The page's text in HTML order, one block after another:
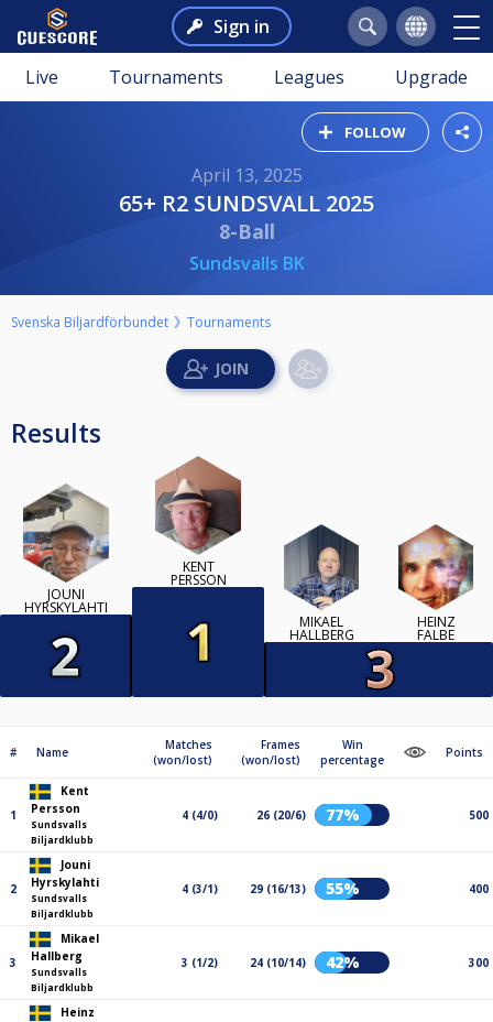
Sign in
Live Tournaments Leagues Upgrade
FOLLOW
April 13, 2025
65+ R2 SUNDSVALL 2025
8-Ball
Sundsvalls BK
Svenska Biljardförbundet Tournaments
Results
JOUNI
HYRSKYLAHTI
KENT
PERSSON
MIKAEL
HALLBERG
HEINZ
FALBE
# Name
Matches
(won/lost)
Frames
(won/lost)
Win
percentage
Points
1
Kent
Persson
Sundsvalls
Biljardklubb
4 (4/0) 26 (20/6) 77% 500
2
Jouni
Hyrskylahti
Sundsvalls
Biljardklubb
4 (3/1) 29 (16/13) 55% 400
3
Mikael
Hallberg
Sundsvalls
Biljardklubb
3 (1/2) 24 (10/14) 42% 300
Heinz